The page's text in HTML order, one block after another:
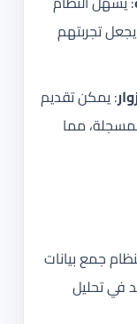
تجربتهم
: يمكن تقديم
مما
جمع بيانات
في تحليل